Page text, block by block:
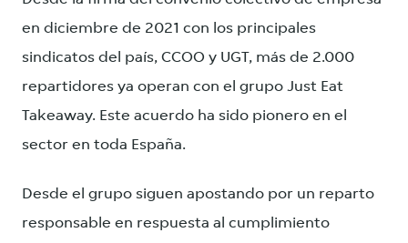
en diciembre de 2021 con los principales
sindicatos del país, CCOO y UGT, más de 2.000
repartidores ya operan con el grupo Just Eat
Takeaway. Este acuerdo ha sido pionero en el
sector en toda España.
Desde el grupo siguen apostando por un reparto
responsable en respuesta al cumplimiento